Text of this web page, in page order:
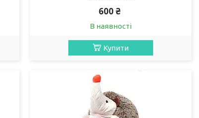
600 ₴
В наявності
Купити